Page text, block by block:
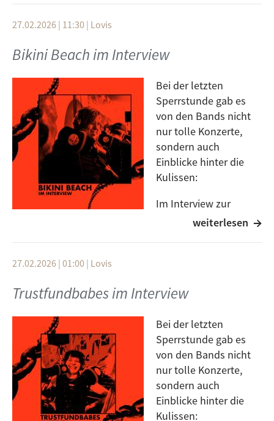
27.02.2026 | 11:30 | Lovis
Bikini Beach im Interview
Bei der letzten
Sperrstunde gab es
von den Bands nicht
nur tolle Konzerte,
sondern auch
Einblicke hinter die
Kulissen:
Im Interview zur
Sperrstunde verraten
Bühne! Natürlich haben wir zu guter Letzt auch noch
um 14:00 on air. Hört rein!
weiterlesen
27.02.2026 | 01:00 | Lovis
Trustfundbabes im Interview
Bei der letzten
Sperrstunde gab es
von den Bands nicht
nur tolle Konzerte,
sondern auch
Einblicke hinter die
Kulissen: